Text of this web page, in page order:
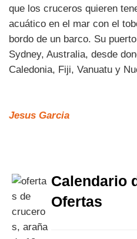
que los cruceros quieren
acuático en el mar con el
bordo de un barco. Su
Sydney, Australia, desde
Caledonia, Fiji, Vanuatu y
Jesus Garcia
Calendario
Ofertas